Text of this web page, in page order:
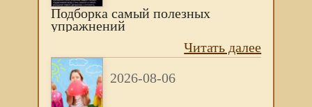
Подборка самый полезных
упражнений
Читать далее
2026-08-06